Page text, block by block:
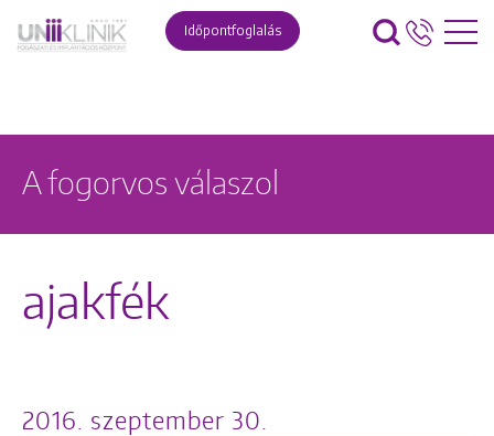
Időpontfoglalás
A fogorvos válaszol
ajakfék
2016. szeptember 30.